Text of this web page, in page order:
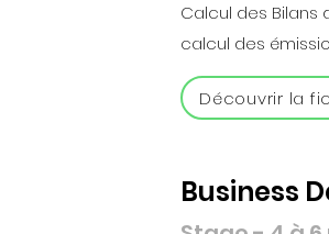
Calcul des Bilans
calcul des
Découvrir la
Business